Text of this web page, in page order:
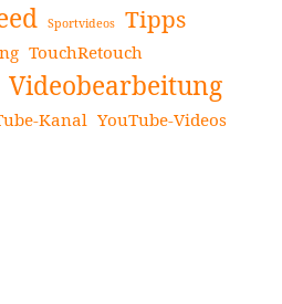
Sportvideos Tipps
TouchRetouch
Videobearbeitung
Kanal YouTube-Videos